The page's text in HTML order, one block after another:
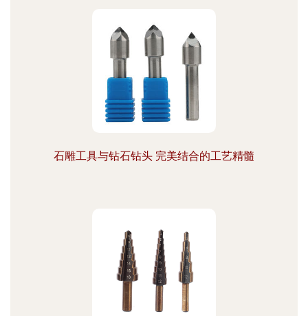
石雕工具与钻石钻头 完美结合的工艺精髓